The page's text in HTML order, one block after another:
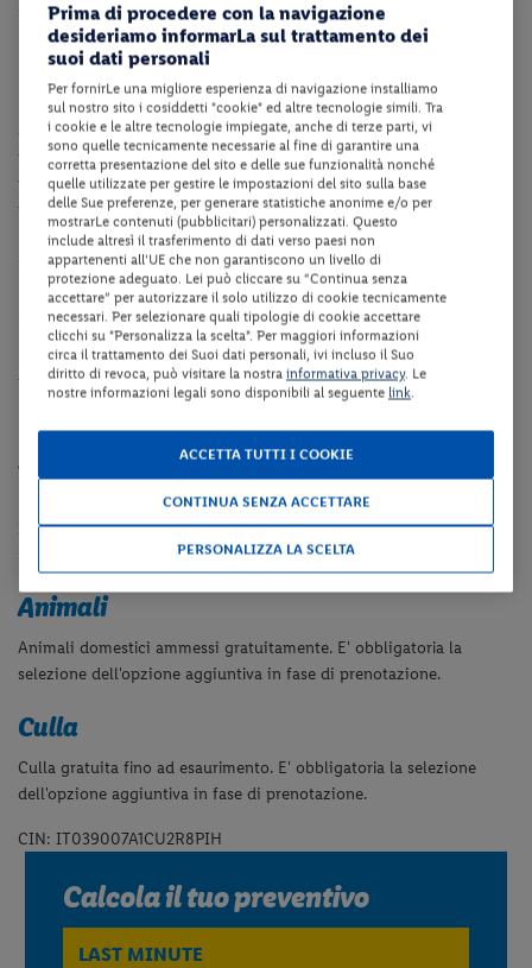
serate in compagnia ed in pieno relax.
Dotazioni della struttura
La struttura dispone di reception (dalle 07:00 alle 00:00 ca.),
ascensore, bar, giardino, terrazza, parco giochi, seggiolone su
richiesta, collegamento internet Wi-Fi in tutta la struttura e
parcheggio pubblico a 50m ca. dall'hotel fino ad esaurimento
posti.
NB: la piscina scoperta, il miniclub ed il servizio di pranzo e cena
saranno disponibili presso l'hotel Adria, a 20m ca. dalla struttura.
Camere
Le camere dispongono di servizi privati, asciugacapelli, balcone,
vista mare laterale, aria condizionata, telefono, TV, cassaforte, mini
– frigo, collegamento internet Wi-Fi.
Spiaggia
La spiaggia dista pochi passi dalla struttura e offre 1 ombrellone e
2 lettini per camera a partire dalla 4° fila (dal 15/05 al 15/09 ca -
secondo condizioni metereologiche).
Animali
Animali domestici ammessi gratuitamente. E' obbligatoria la
selezione dell'opzione aggiuntiva in fase di prenotazione.
Culla
Culla gratuita fino ad esaurimento. E' obbligatoria la selezione
dell'opzione aggiuntiva in fase di prenotazione.
CIN: IT039007A1CU2R8PIH
Calcola il tuo preventivo
LAST MINUTE
Prima di procedere con la navigazione
desideriamo informarLa sul trattamento dei
suoi dati personali
Per fornirLe una migliore esperienza di navigazione installiamo
sul nostro sito i cosiddetti "cookie" ed altre tecnologie simili. Tra
i cookie e le altre tecnologie impiegate, anche di terze parti, vi
sono quelle tecnicamente necessarie al fine di garantire una
corretta presentazione del sito e delle sue funzionalità nonché
quelle utilizzate per gestire le impostazioni del sito sulla base
delle Sue preferenze, per generare statistiche anonime e/o per
mostrarLe contenuti (pubblicitari) personalizzati. Questo
include altresì il trasferimento di dati verso paesi non
appartenenti all'UE che non garantiscono un livello di
protezione adeguato. Lei può cliccare su “Continua senza
accettare” per autorizzare il solo utilizzo di cookie tecnicamente
necessari. Per selezionare quali tipologie di cookie accettare
clicchi su "Personalizza la scelta". Per maggiori informazioni
circa il trattamento dei Suoi dati personali, ivi incluso il Suo
diritto di revoca, può visitare la nostra informativa privacy. Le
nostre informazioni legali sono disponibili al seguente link.
ACCETTA TUTTI I COOKIE
CONTINUA SENZA ACCETTARE
PERSONALIZZA LA SCELTA